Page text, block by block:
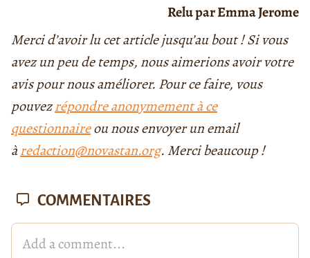
Relu par Emma Jerome
Merci d’avoir lu cet article jusqu’au bout ! Si vous
avez un peu de temps, nous aimerions avoir votre
avis pour nous améliorer. Pour ce faire, vous
pouvezrépondre anonymement à ce
questionnaireou nous envoyer un email
àredaction@novastan.org. Merci beaucoup !
COMMENTAIRES